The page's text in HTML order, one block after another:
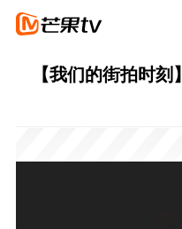
【我们的街拍时